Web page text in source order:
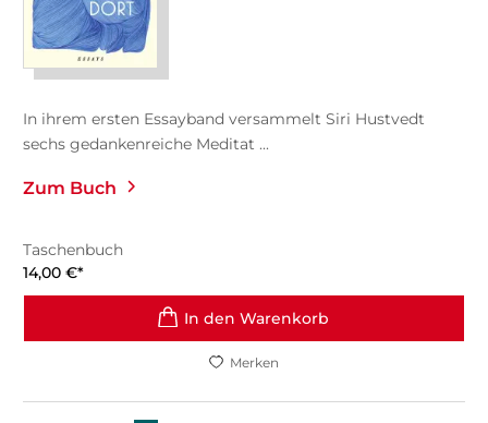
In ihrem ersten Essayband versammelt Siri Hustvedt
sechs gedankenreiche Meditat ...
Zum Buch
Taschenbuch
14,00 €*
In den Warenkorb
Merken